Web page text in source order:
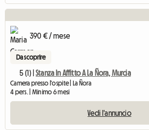
390 € / mese
Da scoprire
5 (1) | Stanza In Affitto A La Ñora, Murcia
Camera presso l'ospite | La Ñora
4 pers. | Minimo 6 mesi
Vedi l'annuncio